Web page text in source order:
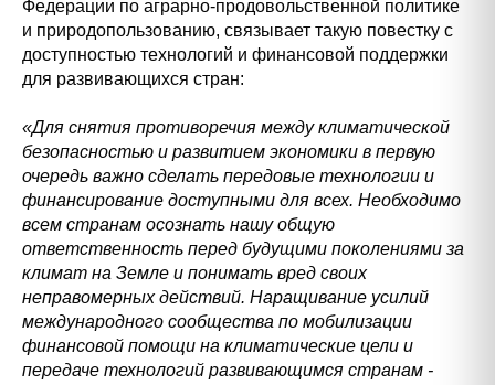
Федерации по аграрно-продовольственной политике
и природопользованию, связывает такую повестку с
доступностью технологий и финансовой поддержки
для развивающихся стран:
«Для снятия противоречия между климатической
безопасностью и развитием экономики в первую
очередь важно сделать передовые технологии и
финансирование доступными для всех. Необходимо
всем странам осознать нашу общую
ответственность перед будущими поколениями за
климат на Земле и понимать вред своих
неправомерных действий. Наращивание усилий
международного сообщества по мобилизации
финансовой помощи на климатические цели и
передаче технологий развивающимся странам -